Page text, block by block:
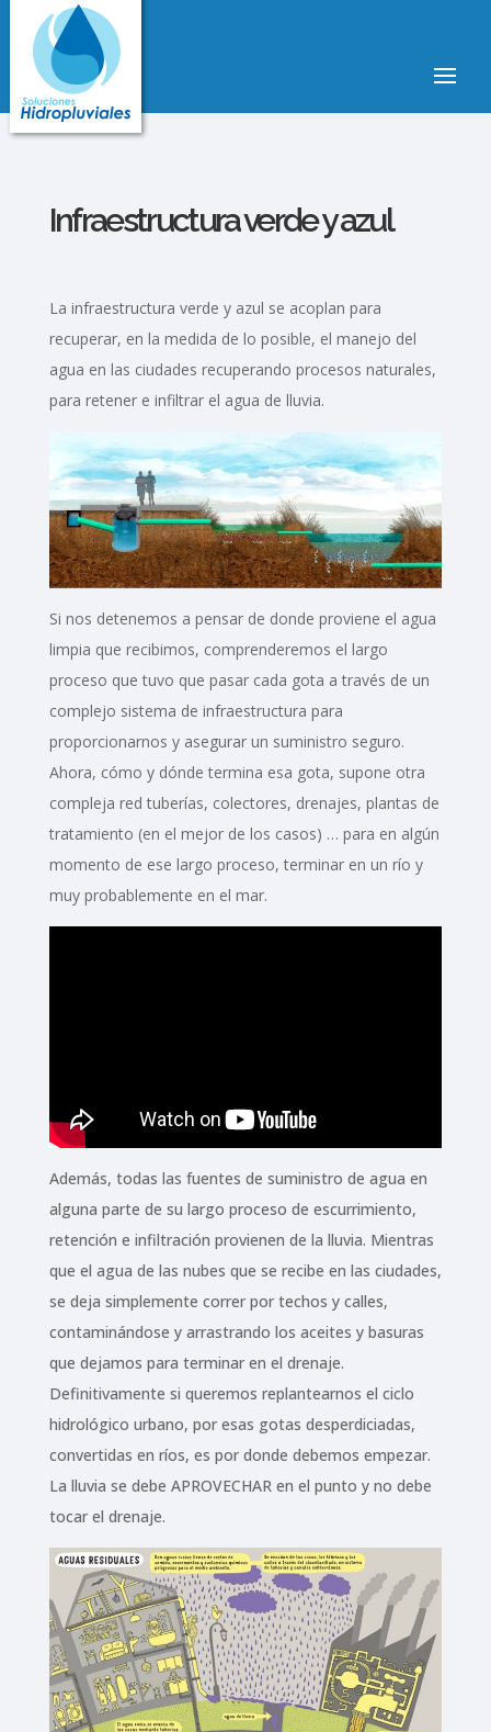
Infraestructura verde y azul
La infraestructura verde y azul se acoplan para
recuperar, en la medida de lo posible, el manejo del
agua en las ciudades recuperando procesos naturales,
para retener e infiltrar el agua de lluvia.
Si nos detenemos a pensar de donde proviene el agua
limpia que recibimos, comprenderemos el largo
proceso que tuvo que pasar cada gota a través de un
complejo sistema de infraestructura para
proporcionarnos y asegurar un suministro seguro.
Ahora, cómo y dónde termina esa gota, supone otra
compleja red tuberías, colectores, drenajes, plantas de
tratamiento (en el mejor de los casos) … para en algún
momento de ese largo proceso, terminar en un río y
muy probablemente en el mar.
Además, todas las fuentes de suministro de agua en
alguna parte de su largo proceso de escurrimiento,
retención e infiltración provienen de la lluvia. Mientras
que el agua de las nubes que se recibe en las ciudades,
se deja simplemente correr por techos y calles,
contaminándose y arrastrando los aceites y basuras
que dejamos para terminar en el drenaje.
Definitivamente si queremos replantearnos el ciclo
hidrológico urbano, por esas gotas desperdiciadas,
convertidas en ríos, es por donde debemos empezar.
La lluvia se debe APROVECHAR en el punto y no debe
tocar el drenaje.